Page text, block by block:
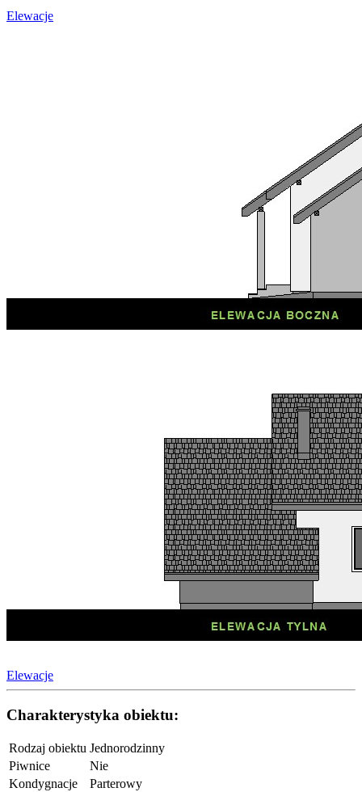
Elewacje
Elewacje
Charakterystyka obiektu:
Rodzaj obiektu Jednorodzinny
Piwnice
Nie
Kondygnacje
Parterowy